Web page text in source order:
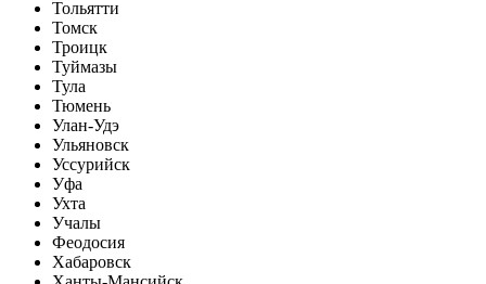
Тольятти
Томск
Троицк
Туймазы
Тула
Тюмень
Улан-Удэ
Ульяновск
Уссурийск
Уфа
Ухта
Учалы
Феодосия
Хабаровск